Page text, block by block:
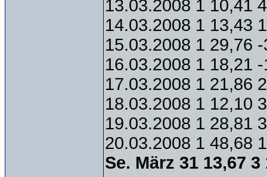
13.03.2008 1 10,41
14.03.2008 1 13,43
15.03.2008 1 29,76
16.03.2008 1 18,21
17.03.2008 1 21,86
18.03.2008 1 12,10
19.03.2008 1 28,81
20.03.2008 1 48,68
Se. März 31 13,67 3